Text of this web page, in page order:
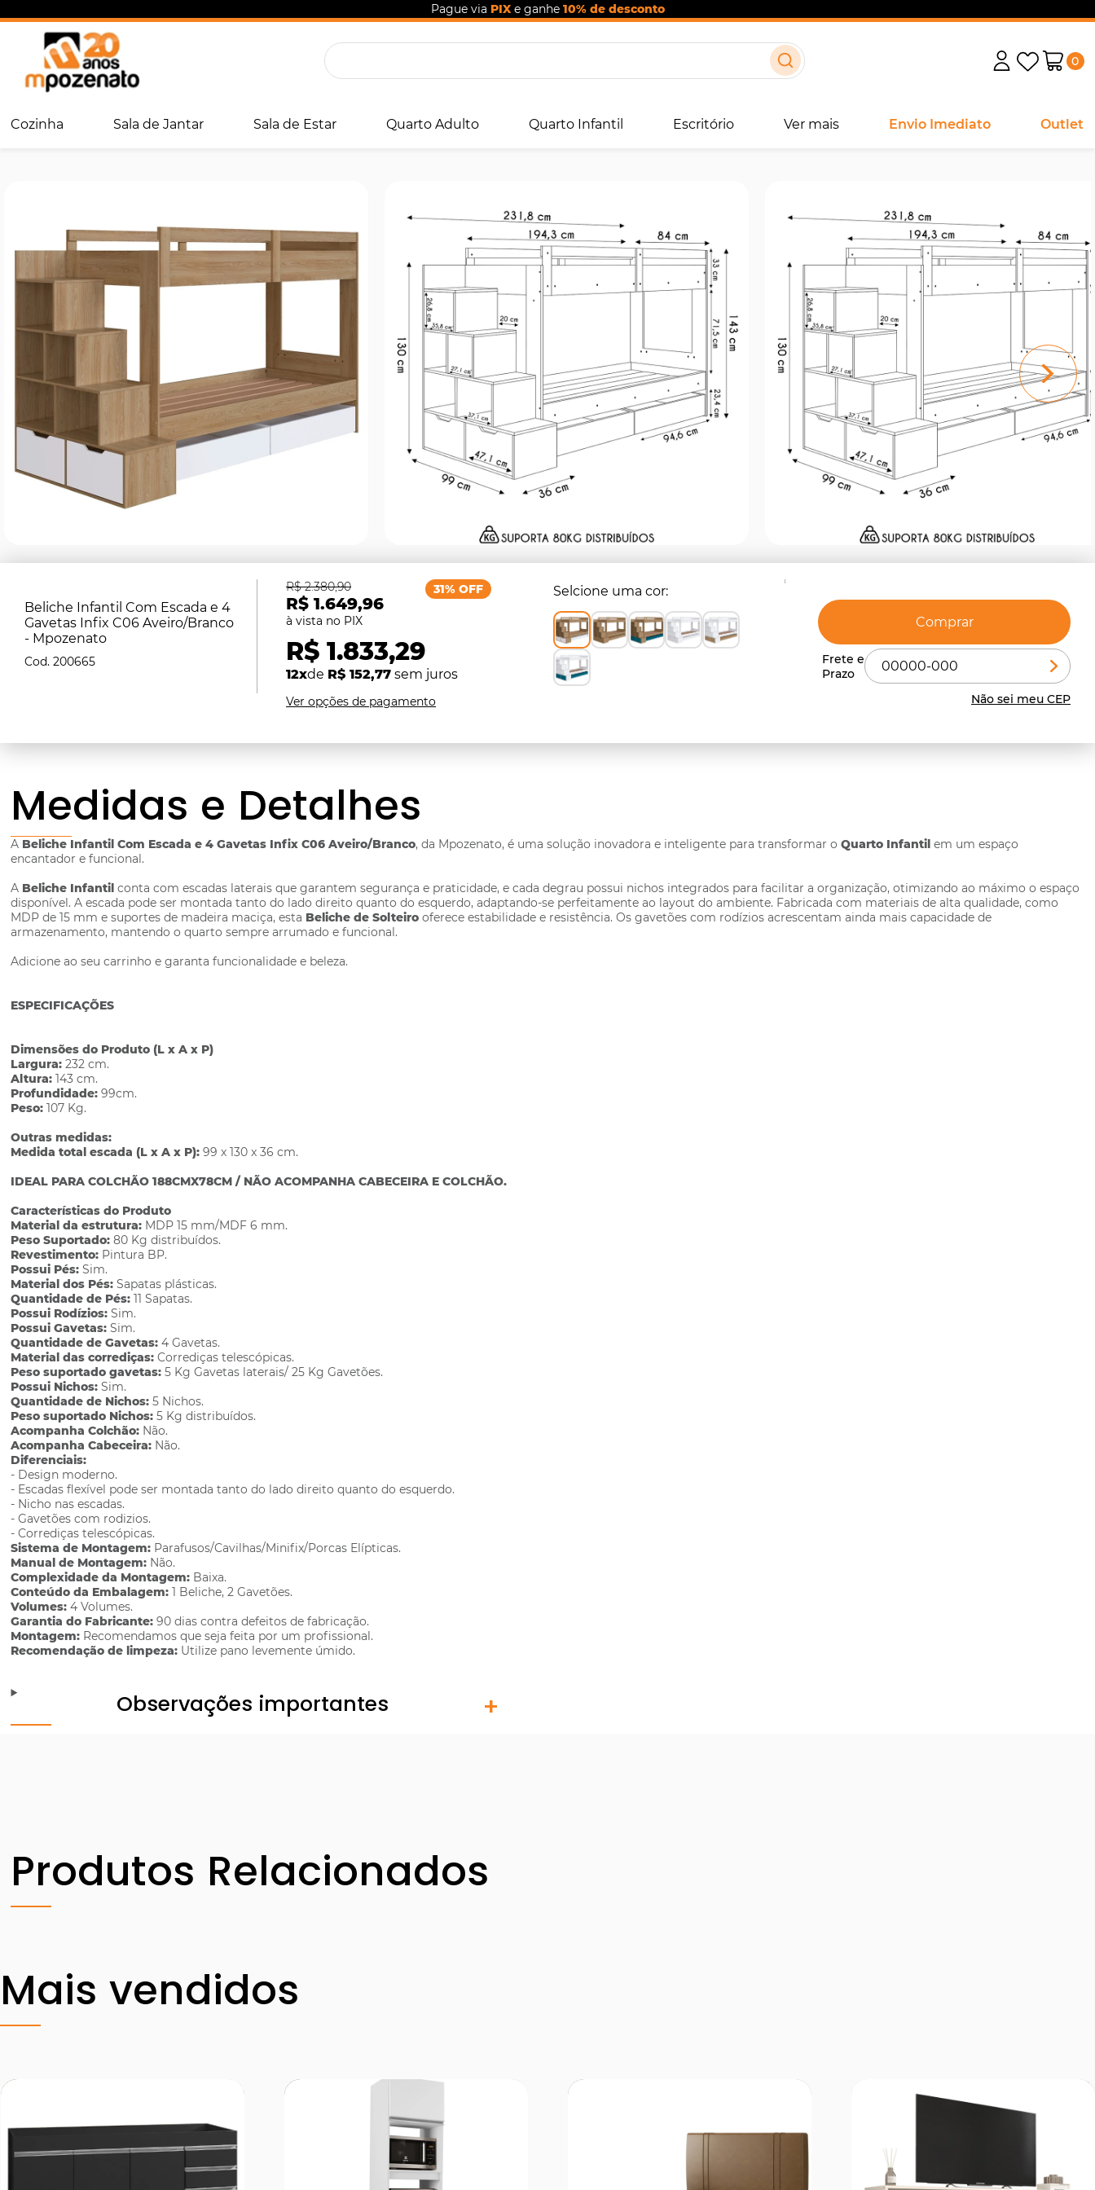
Pague via PIXe ganhe 10% de desconto
0
Cozinha Sala de Jantar Sala de Estar Quarto Adulto Quarto Infantil Escritório Ver mais Envio Imediato Outlet
Beliche Infantil Com Escada e 4
Gavetas Infix C06 Aveiro/Branco
- Mpozenato
200665
R$ 1.649,96
R$ 2.380,90
R$ 1.833,29
12xde R$ 152,77 sem juros
31% OFF
Ver opções de pagamento
Selcione uma cor
Comprar
Não sei meu CEP
Medidas e Detalhes
A Beliche Infantil Com Escada e 4 Gavetas Infix C06 Aveiro/Branco, da Mpozenato, é uma solução inovadora e inteligente para transformar oQuarto Infantil em um espaço
encantador e funcional.
A Beliche Infantil conta com escadas laterais que garantem segurança e praticidade, e cada degrau possui nichos integrados para facilitar a organização, otimizando ao máximo o espaço
disponível. A escada pode ser montada tanto do lado direito quanto do esquerdo, adaptando-se perfeitamente ao layout do ambiente. Fabricada com materiais de alta qualidade, como
MDP de 15 mm e suportes de madeira maciça, esta Beliche de Solteiro oferece estabilidade e resistência. Os gavetões com rodízios acrescentam ainda mais capacidade de
armazenamento, mantendo o quarto sempre arrumado e funcional.
Adicione ao seu carrinho e garanta funcionalidade e beleza.
ESPECIFICAÇÕES
Dimensões do Produto (L x A x P)
Largura:232 cm.
Altura:143 cm.
Profundidade:99cm.
Peso:107 Kg.
Outras medidas:
Medida total escada (L x A x P): 99 x 130 x 36 cm.
IDEAL PARA COLCHÃO 188CMX78CM / NÃO ACOMPANHA CABECEIRA E COLCHÃO.
Características do Produto
Material da estrutura: MDP 15 mm/MDF 6 mm.
Peso Suportado:80 Kg distribuídos.
Revestimento: Pintura BP.
Possui Pés:Sim.
Material dos Pés:Sapatas plásticas.
Quantidade de Pés:11 Sapatas.
Possui Rodízios:Sim.
Possui Gavetas:Sim.
Quantidade de Gavetas:4 Gavetas.
Material das corrediças: Corrediças telescópicas.
Peso suportado gavetas: 5 Kg Gavetas laterais/ 25 Kg Gavetões.
Possui Nichos:Sim.
Quantidade de Nichos:5 Nichos.
Peso suportado Nichos: 5 Kg distribuídos.
Acompanha Colchão: Não.
Acompanha Cabeceira: Não.
Diferenciais:
- Design moderno.
- Escadas flexível pode ser montada tanto do lado direito quanto do esquerdo.
- Nicho nas escadas.
- Gavetões com rodizios.
- Corrediças telescópicas.
Sistema de Montagem: Parafusos/Cavilhas/Minifix/Porcas Elípticas.
Manual de Montagem: Não.
Complexidade da Montagem: Baixa.
Conteúdo da Embalagem:1 Beliche, 2 Gavetões.
Volumes:4 Volumes.
Garantia do Fabricante:90 dias contra defeitos de fabricação.
Montagem: Recomendamos que seja feita por um profissional.
Recomendação de limpeza: Utilize pano levemente úmido.
Observações importantes
Produtos Relacionados
Mais vendidos